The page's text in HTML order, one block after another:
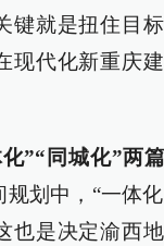
键就是扭住目
现代化新重庆
”“同城化”两
划中，“一体
也是决定渝西